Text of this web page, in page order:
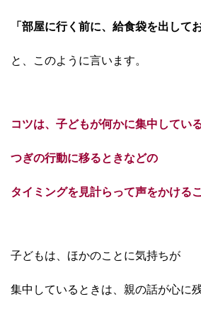
「部屋に行く前に、給食袋を出して
と、 このように言います。
コツは、子どもが何かに集中してい
つぎの行動に移るときなどの
タイミングを見計らって声をかける
子どもは、ほかのことに気持ちが
集中しているときは、親の話が心に